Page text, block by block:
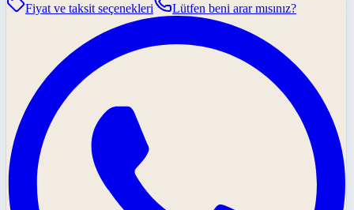
Fiyat ve taksit seçenekleri
Lütfen beni arar mısınız?